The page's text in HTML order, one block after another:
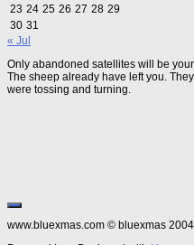
23 24 25 26 27 28 29
30 31
« Jul
Only abandoned satellites will be
The sheep already have left you.
were tossing and turning.
www.bluexmas.com © bluexmas